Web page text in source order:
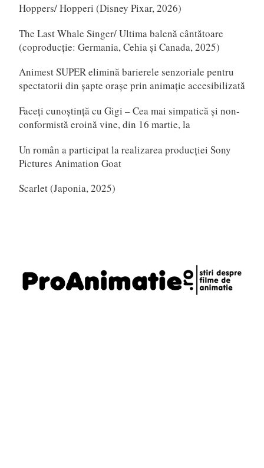
Hoppers/ Hopperi (Disney Pixar, 2026)
The Last Whale Singer/ Ultima balenă cântătoare
(coproducție: Germania, Cehia și Canada, 2025)
Animest SUPER elimină barierele senzoriale pentru
spectatorii din șapte orașe prin animație accesibilizată
Faceți cunoștință cu Gigi – Cea mai simpatică și non-
conformistă eroină vine, din 16 martie, la
Un român a participat la realizarea producției Sony
Pictures Animation Goat
Scarlet (Japonia, 2025)